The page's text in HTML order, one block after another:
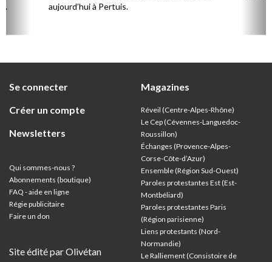
aujourd’hui à Pertuis.
Se connecter
Créer un compte
Newsletters
Qui sommes-nous ?
Abonnements (boutique)
FAQ - aide en ligne
Régie publicitaire
Faire un don
Site édité par Olivétan
Magazines
Réveil (Centre-Alpes-Rhône)
Le Cep (Cévennes-Languedoc-
Roussillon)
Échanges (Provence-Alpes-
Corse-Côte-d’Azur)
Ensemble (Région Sud-Ouest)
Paroles protestantes Est (Est-
Montbéliard)
Paroles protestantes Paris
(Région parisienne)
Liens protestants (Nord-
Normandie)
Le Ralliement (Consistoire de